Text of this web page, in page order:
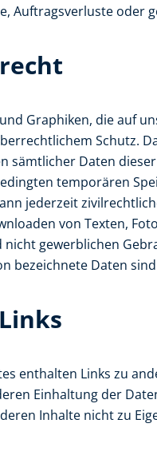
Auftragsverluste oder
Graphiken, die auf
Schutz.
sämtlicher Daten
temporären
jederzeit
von Texten,
gewerblichen
bezeichnete Daten
enthalten Links zu
Einhaltung der
Inhalte nicht zu